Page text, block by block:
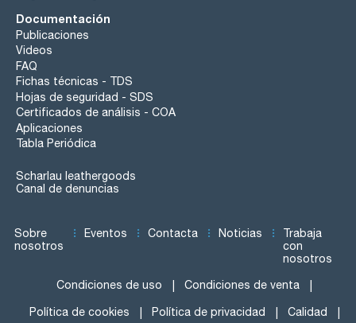
Documentación
Publicaciones
Videos
FAQ
Fichas técnicas - TDS
Hojas de seguridad - SDS
Certificados de análisis - COA
Aplicaciones
Tabla Periódica
Scharlau leathergoods
Canal de denuncias
Sobre
nosotros
Eventos Contacta Noticias
Trabaja
con
nosotros
Condiciones de uso Condiciones de venta
Política de cookies Política de privacidad Calidad